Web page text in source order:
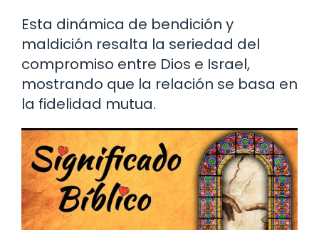
Esta dinámica de bendición y
maldición resalta la seriedad del
compromiso entre Dios e Israel,
mostrando que la relación se basa en
la fidelidad mutua.